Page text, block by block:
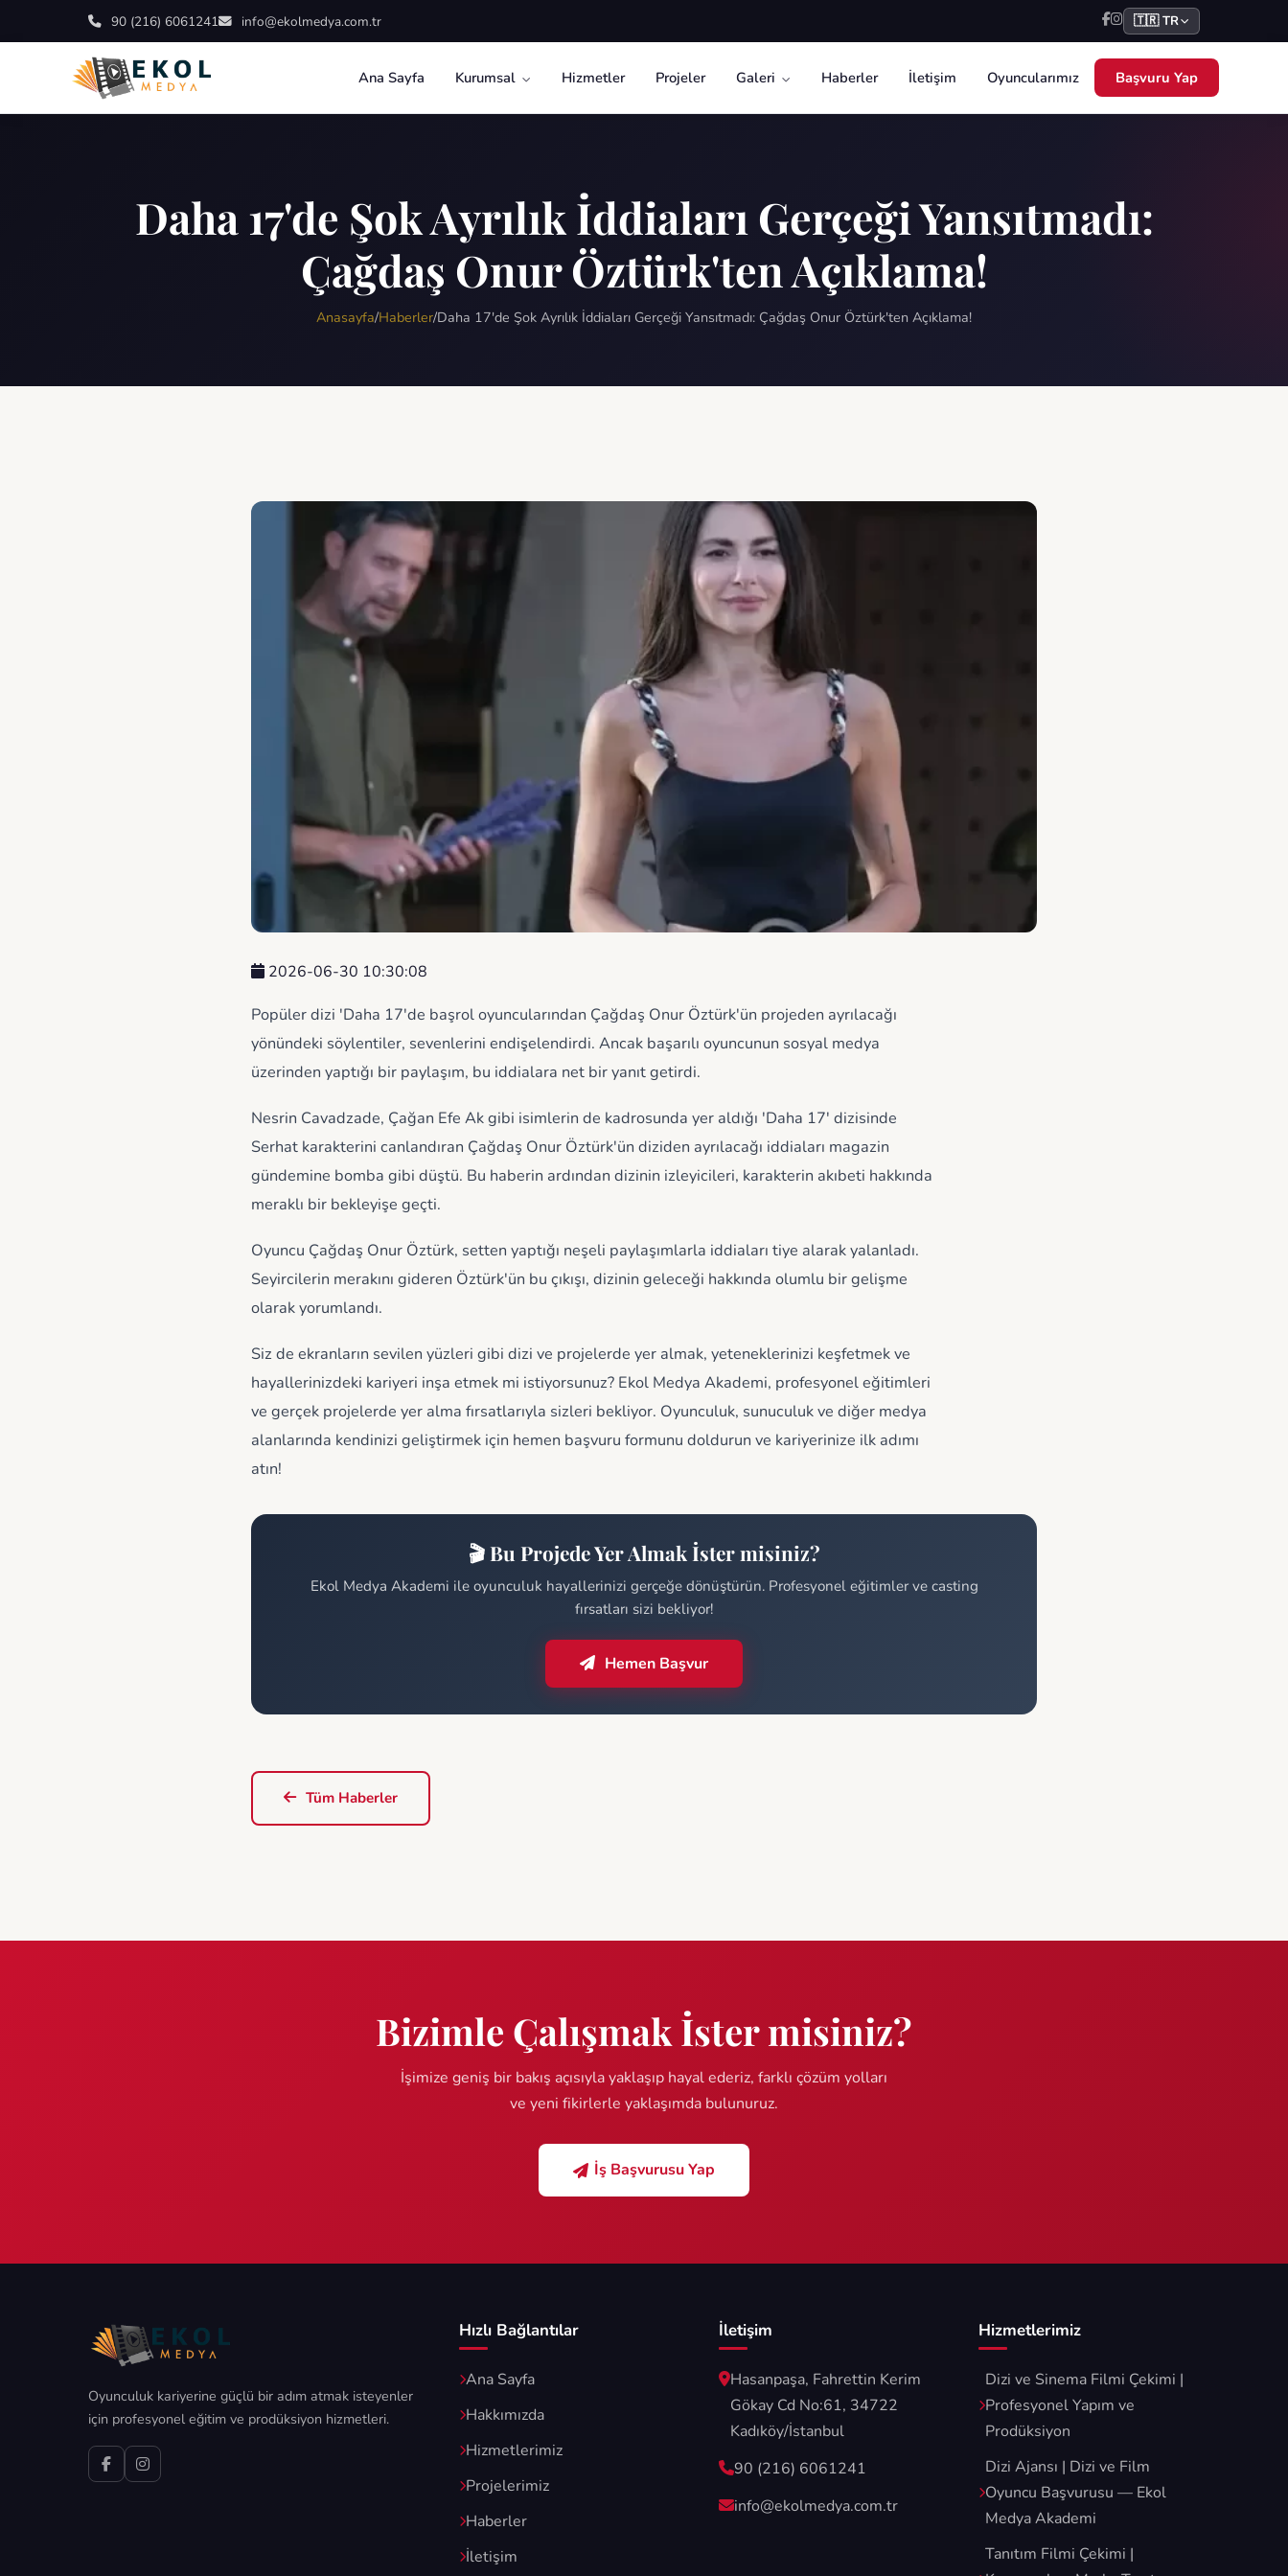
90 (216) 6061241 info@ekolmedya.com.tr 🇹🇷 TR
Ana Sayfa Kurumsal Hizmetler Projeler Galeri Haberler İletişim Oyuncularımız Başvuru Yap
Daha 17'de Şok Ayrılık İddiaları Gerçeği Yansıtmadı:
Çağdaş Onur Öztürk'ten Açıklama!
Anasayfa/Haberler/Daha 17'de Şok Ayrılık İddiaları Gerçeği Yansıtmadı: Çağdaş Onur Öztürk'ten Açıklama!
2026-06-30 10:30:08
Popüler dizi 'Daha 17'de başrol oyuncularından Çağdaş Onur Öztürk'ün projeden ayrılacağı
yönündeki söylentiler, sevenlerini endişelendirdi. Ancak başarılı oyuncunun sosyal medya
üzerinden yaptığı bir paylaşım, bu iddialara net bir yanıt getirdi.
Nesrin Cavadzade, Çağan Efe Ak gibi isimlerin de kadrosunda yer aldığı 'Daha 17' dizisinde
Serhat karakterini canlandıran Çağdaş Onur Öztürk'ün diziden ayrılacağı iddiaları magazin
gündemine bomba gibi düştü. Bu haberin ardından dizinin izleyicileri, karakterin akıbeti hakkında
meraklı bir bekleyişe geçti.
Oyuncu Çağdaş Onur Öztürk, setten yaptığı neşeli paylaşımlarla iddiaları tiye alarak yalanladı.
Seyircilerin merakını gideren Öztürk'ün bu çıkışı, dizinin geleceği hakkında olumlu bir gelişme
olarak yorumlandı.
Siz de ekranların sevilen yüzleri gibi dizi ve projelerde yer almak, yeteneklerinizi keşfetmek ve
hayallerinizdeki kariyeri inşa etmek mi istiyorsunuz? Ekol Medya Akademi, profesyonel eğitimleri
ve gerçek projelerde yer alma fırsatlarıyla sizleri bekliyor. Oyunculuk, sunuculuk ve diğer medya
alanlarında kendinizi geliştirmek için hemen başvuru formunu doldurun ve kariyerinize ilk adımı
atın!
🎬 Bu Projede Yer Almak İster misiniz?
Ekol Medya Akademi ile oyunculuk hayallerinizi gerçeğe dönüştürün. Profesyonel eğitimler ve casting
fırsatları sizi bekliyor!
Hemen Başvur
Tüm Haberler
Bizimle Çalışmak İster misiniz?
İşimize geniş bir bakış açısıyla yaklaşıp hayal ederiz, farklı çözüm yolları
ve yeni fikirlerle yaklaşımda bulunuruz.
İş Başvurusu Yap
Oyunculuk kariyerine güçlü bir adım atmak isteyenler
için profesyonel eğitim ve prodüksiyon hizmetleri.
Hızlı Bağlantılar
Ana Sayfa
Hakkımızda
Hizmetlerimiz
Projelerimiz
Haberler
İletişim
İletişim
Hasanpaşa, Fahrettin Kerim
Gökay Cd No:61, 34722
Kadıköy/İstanbul
90 (216) 6061241
info@ekolmedya.com.tr
Hizmetlerimiz
Dizi ve Sinema Filmi Çekimi |
Profesyonel Yapım ve
Prodüksiyon
Dizi Ajansı | Dizi ve Film
Oyuncu Başvurusu — Ekol
Medya Akademi
Tanıtım Filmi Çekimi |